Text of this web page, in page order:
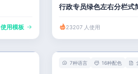
使用模板
行政专员绿色左右分栏式
23207 人使用
7种语言 16种配色